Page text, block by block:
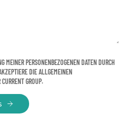
MEINER PERSONENBEZOGENEN DATEN DURCH
DIE ALLGEMEINEN
GROUP.